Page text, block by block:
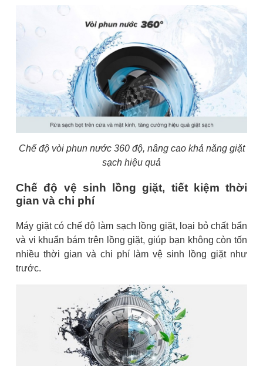
Chế độ vòi phun nước 360 độ, nâng cao khả năng giặt
sạch hiệu quả
Chế độ vệ sinh lồng giặt, tiết kiệm thời
gian và chi phí
Máy giặt có chế độ làm sạch lồng giặt, loại bỏ chất bẩn
và vi khuẩn bám trên lồng giặt, giúp bạn không còn tốn
nhiều thời gian và chi phí làm vệ sinh lồng giặt như
trước.